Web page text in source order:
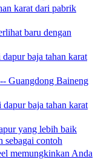
karat dari pabrik
baru dengan
baja tahan karat
Guangdong Baineng
baja tahan karat
yang lebih baik
sebagai contoh
memungkinkan Anda